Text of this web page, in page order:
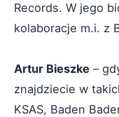
Records. W jego
kolaboracje m.i. z
Artur Bieszke –
znajdziecie w
KSAS, Baden